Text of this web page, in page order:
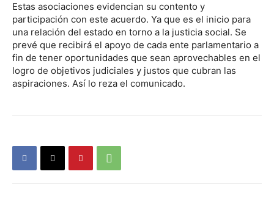
Estas asociaciones evidencian su contento y
participación con este acuerdo. Ya que es el inicio para
una relación del estado en torno a la justicia social. Se
prevé que recibirá el apoyo de cada ente parlamentario a
fin de tener oportunidades que sean aprovechables en el
logro de objetivos judiciales y justos que cubran las
aspiraciones. Así lo reza el comunicado.